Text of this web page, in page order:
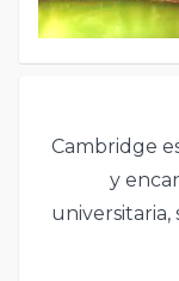
Cambridge
y
universitaria,